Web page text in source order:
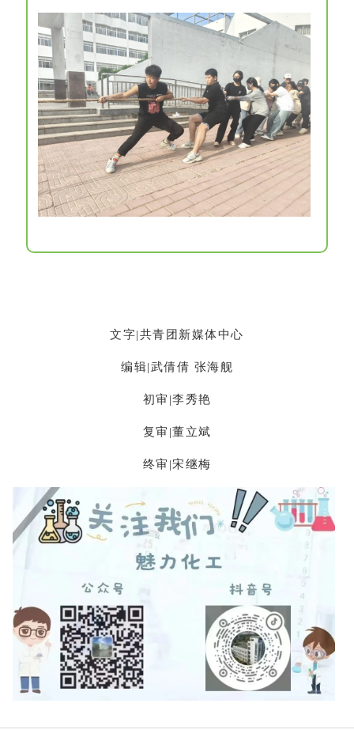
文字|共青团新媒体中心
编辑|武倩倩 张海舰
初审|李秀艳
复审|董立斌
终审|宋继梅